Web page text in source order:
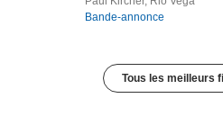
Bande-annonce
Tous les meilleurs